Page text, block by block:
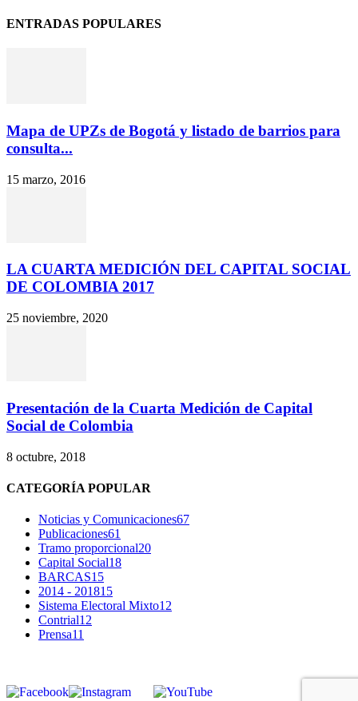
ENTRADAS POPULARES
Mapa de UPZs de Bogotá y listado de barrios para
consulta...
15 marzo, 2016
LA CUARTA MEDICIÓN DEL CAPITAL SOCIAL
DE COLOMBIA 2017
25 noviembre, 2020
Presentación de la Cuarta Medición de Capital
Social de Colombia
8 octubre, 2018
CATEGORÍA POPULAR
Noticias y Comunicaciones67
Publicaciones61
Tramo proporcional20
Capital Social18
BARCAS15
2014 - 201815
Sistema Electoral Mixto12
Contrial12
Prensa11